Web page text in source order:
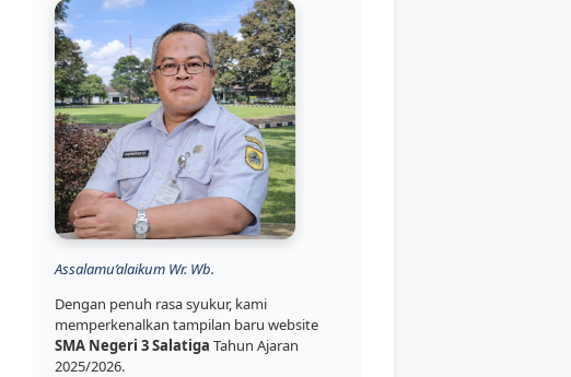
Assalamu’alaikum Wr. Wb.
Dengan penuh rasa syukur, kami
memperkenalkan tampilan baru website
SMA Negeri 3 Salatiga Tahun Ajaran
2025/2026.